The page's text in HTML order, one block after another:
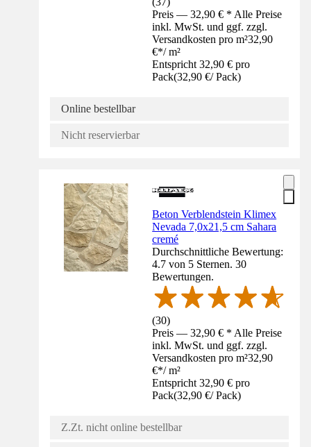
Preis — 32,90 € * Alle Preise
inkl. MwSt. und ggf. zzgl.
Versandkosten pro m²32,90
€*/ m²
Entspricht 32,90 € pro
Pack(32,90 €/ Pack)
Online bestellbar
Nicht reservierbar
Beton Verblendstein Klimex
Nevada 7,0x21,5 cm Sahara
cremé
Durchschnittliche Bewertung:
4.7 von 5 Sternen. 30
Bewertungen.
(30)
Preis — 32,90 € * Alle Preise
inkl. MwSt. und ggf. zzgl.
Versandkosten pro m²32,90
€*/ m²
Entspricht 32,90 € pro
Pack(32,90 €/ Pack)
Z.Zt. nicht online bestellbar